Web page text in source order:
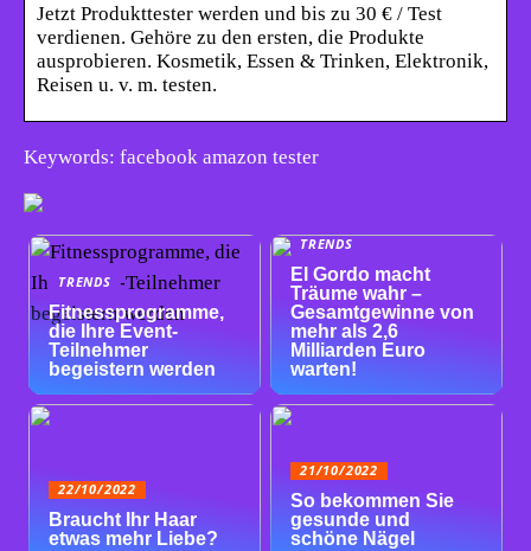
Jetzt Produkttester werden und bis zu 30 € / Test
verdienen. Gehöre zu den ersten, die Produkte
ausprobieren. Kosmetik, Essen & Trinken, Elektronik,
Reisen u. v. m. testen.
Keywords: facebook amazon tester
TRENDS
Fitnessprogramme,
die Ihre Event-
Teilnehmer
begeistern werden
TRENDS
El Gordo macht
Träume wahr –
Gesamtgewinne von
mehr als 2,6
Milliarden Euro
warten!
22/10/2022
Braucht Ihr Haar
etwas mehr Liebe?
21/10/2022
So bekommen Sie
gesunde und
schöne Nägel